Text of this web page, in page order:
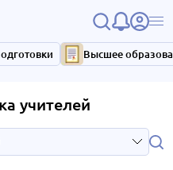
Высшее
учителей